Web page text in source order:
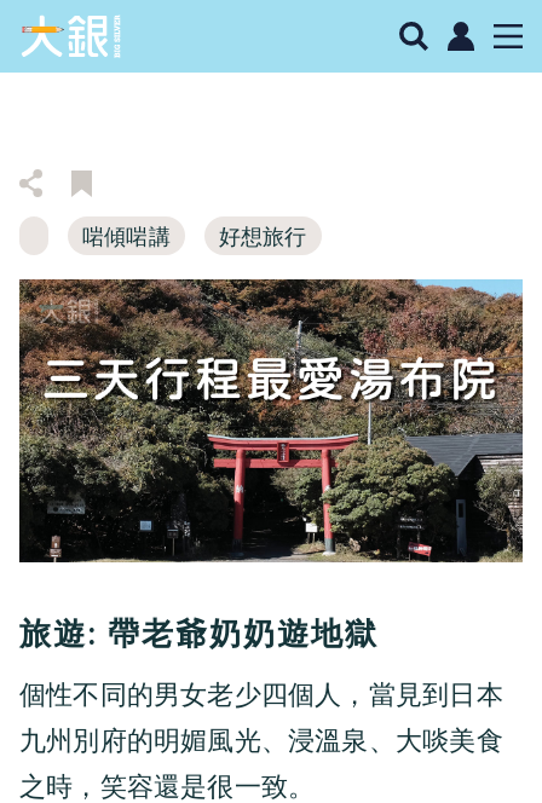
啱傾啱講 好想旅行
旅遊: 帶老爺奶奶遊地獄
個性不同的男女老少四個人，當見到日本
九州別府的明媚風光、浸溫泉、大啖美食
之時，笑容還是很一致。